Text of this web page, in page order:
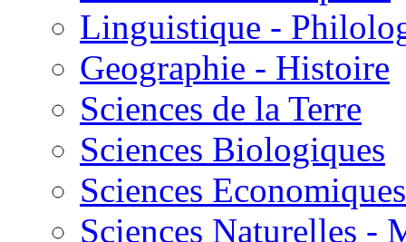
Linguistique -
Geographie - Histoire
Sciences de la Terre
Sciences Biologiques
Sciences Economiques
Sciences Naturelles -